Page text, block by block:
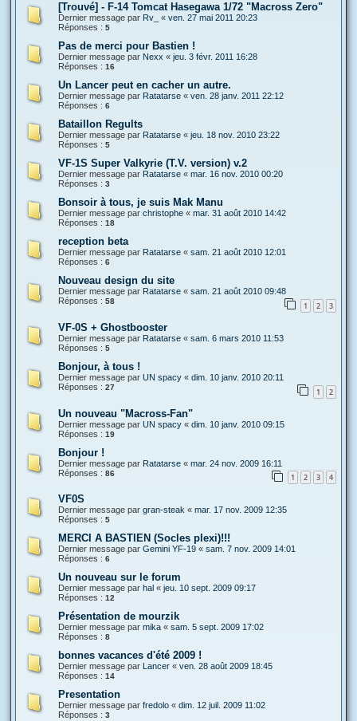
[Trouvé] - F-14 Tomcat Hasegawa 1/72 "Macross Zero"
Dernier message par Rv_ « ven. 27 mai 2011 20:23
Réponses : 5
Pas de merci pour Bastien !
Dernier message par Nexx « jeu. 3 févr. 2011 16:28
Réponses : 16
Un Lancer peut en cacher un autre.
Dernier message par Ratatarse « ven. 28 janv. 2011 22:12
Réponses : 6
Bataillon Regults
Dernier message par Ratatarse « jeu. 18 nov. 2010 23:22
Réponses : 5
VF-1S Super Valkyrie (T.V. version) v.2
Dernier message par Ratatarse « mar. 16 nov. 2010 00:20
Réponses : 3
Bonsoir à tous, je suis Mak Manu
Dernier message par christophe « mar. 31 août 2010 14:42
Réponses : 18
reception beta
Dernier message par Ratatarse « sam. 21 août 2010 12:01
Réponses : 6
Nouveau design du site
Dernier message par Ratatarse « sam. 21 août 2010 09:48
Réponses : 58 1 2 3
VF-0S + Ghostbooster
Dernier message par Ratatarse « sam. 6 mars 2010 11:53
Réponses : 5
Bonjour, à tous !
Dernier message par UN spacy « dim. 10 janv. 2010 20:11
Réponses : 27 1 2
Un nouveau "Macross-Fan"
Dernier message par UN spacy « dim. 10 janv. 2010 09:15
Réponses : 19
Bonjour !
Dernier message par Ratatarse « mar. 24 nov. 2009 16:11
Réponses : 86 1 2 3 4
VF0S
Dernier message par gran-steak « mar. 17 nov. 2009 12:35
Réponses : 5
MERCI A BASTIEN (Socles plexi)!!!
Dernier message par Gemini YF-19 « sam. 7 nov. 2009 14:01
Réponses : 6
Un nouveau sur le forum
Dernier message par hal « jeu. 10 sept. 2009 09:17
Réponses : 12
Présentation de mourzik
Dernier message par mika « sam. 5 sept. 2009 17:02
Réponses : 8
bonnes vacances d'été 2009 !
Dernier message par Lancer « ven. 28 août 2009 18:45
Réponses : 14
Presentation
Dernier message par fredolo « dim. 12 juil. 2009 11:02
Réponses : 3